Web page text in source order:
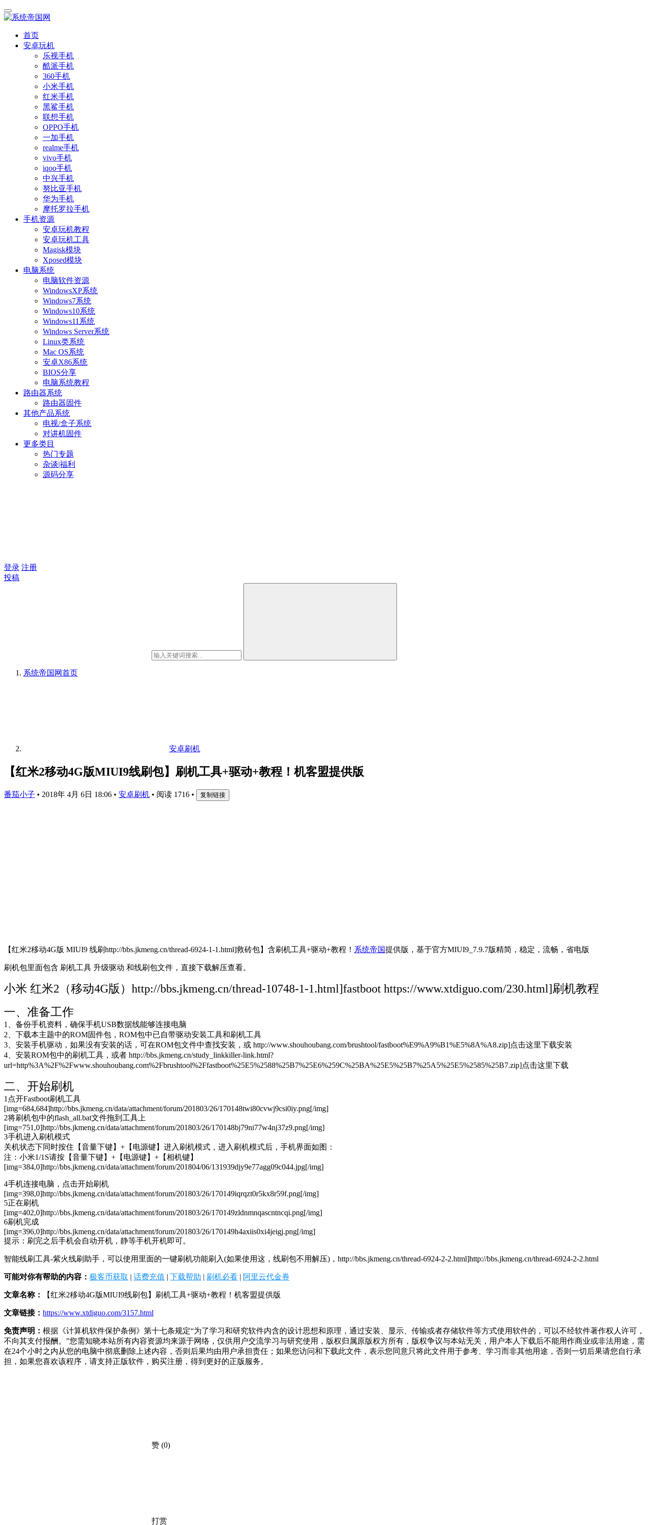
首页
安卓玩机
乐视手机
酷派手机
360手机
小米手机
红米手机
黑鲨手机
联想手机
OPPO手机
一加手机
realme手机
vivo手机
iqoo手机
中兴手机
努比亚手机
华为手机
摩托罗拉手机
手机资源
安卓玩机教程
安卓玩机工具
Magisk模块
Xposed模块
电脑系统
电脑软件资源
WindowsXP系统
Windows7系统
Windows10系统
Windows11系统
Windows Server系统
Linux类系统
Mac OS系统
安卓X86系统
BIOS分享
电脑系统教程
路由器系统
路由器固件
其他产品系统
电视/盒子系统
对讲机固件
更多类目
热门专题
杂谈|福利
源码分享
登录 注册
投稿
系统帝国网首页
安卓刷机
【红米2移动4G版MIUI9线刷包】刷机工具+驱动+教程！机客盟提供版
番茄小子 • 2018年 4月 6日 18:06 • 安卓刷机 • 阅读 1716 • 复制链接
【红米2移动4G版 MIUI9 线刷http://bbs.jkmeng.cn/thread-6924-1-1.html]救砖包】含刷机工具+驱动+教程！ 系统帝国提供版，基于官方MIUI9_7.9.7版精简，稳定，流畅，省电版
刷机包里面包含 刷机工具 升级驱动 和线刷包文件，直接下载解压查看。
小米 红米2（移动4G版）http://bbs.jkmeng.cn/thread-10748-1-1.html]fastboot https://www.xtdiguo.com/230.html]刷机教程
一、准备工作
1、备份手机资料，确保手机USB数据线能够连接电脑
2、下载本主题中的ROM固件包，ROM包中已自带驱动安装工具和刷机工具
3、安装手机驱动，如果没有安装的话，可在ROM包文件中查找安装，或 http://www.shouhoubang.com/brushtool/fastboot%E9%A9%B1%E5%8A%A8.zip]点击这里下载安装
4、安装ROM包中的刷机工具，或者 http://bbs.jkmeng.cn/study_linkkiller-link.html?
url=http%3A%2F%2Fwww.shouhoubang.com%2Fbrushtool%2Ffastboot%25E5%2588%25B7%25E6%259C%25BA%25E5%25B7%25A5%25E5%2585%25B7.zip]点击这里下载
二、开始刷机
1点开Fastboot刷机工具
[img=684,684]http://bbs.jkmeng.cn/data/attachment/forum/201803/26/170148twi80cvwj9csi0iy.png[/img]
2将刷机包中的flash_all.bat文件拖到工具上
[img=751,0]http://bbs.jkmeng.cn/data/attachment/forum/201803/26/170148bj79ni77w4nj37z9.png[/img]
3手机进入刷机模式
关机状态下同时按住【音量下键】+【电源键】进入刷机模式，进入刷机模式后，手机界面如图：
注：小米1/1S请按【音量下键】+【电源键】+【相机键】
[img=384,0]http://bbs.jkmeng.cn/data/attachment/forum/201804/06/131939djy9e77agg09c044.jpg[/img]
4手机连接电脑，点击开始刷机
[img=398,0]http://bbs.jkmeng.cn/data/attachment/forum/201803/26/170149iqrqzt0r5kx8r59f.png[/img]
5正在刷机
[img=402,0]http://bbs.jkmeng.cn/data/attachment/forum/201803/26/170149zldnmnqascntncqi.png[/img]
6刷机完成
[img=396,0]http://bbs.jkmeng.cn/data/attachment/forum/201803/26/170149h4axiis0xi4jeigj.png[/img]
提示：刷完之后手机会自动开机，静等手机开机即可。
智能线刷工具-紫火线刷助手，可以使用里面的一键刷机功能刷入(如果使用这，线刷包不用解压)，http://bbs.jkmeng.cn/thread-6924-2-2.html]http://bbs.jkmeng.cn/thread-6924-2-2.html
可能对你有帮助的内容： 极客币获取 | 话费充值 | 下载帮助 | 刷机必看 | 阿里云代金券
文章名称： 【红米2移动4G版MIUI9线刷包】刷机工具+驱动+教程！机客盟提供版
文章链接： https://www.xtdiguo.com/3157.html
免责声明： 根据《计算机软件保护条例》第十七条规定“为了学习和研究软件内含的设计思想和原理，通过安装、显示、传输或者存储软件等方式使用软件的，可以不经软件著作权人许可，
不向其支付报酬。”您需知晓本站所有内容资源均来源于网络，仅供用户交流学习与研究使用，版权归属原版权方所有，版权争议与本站无关，用户本人下载后不能用作商业或非法用途，需
在24个小时之内从您的电脑中彻底删除上述内容，否则后果均由用户承担责任；如果您访问和下载此文件，表示您同意只将此文件用于参考、学习而非其他用途，否则一切后果请您自行承
担，如果您喜欢该程序，请支持正版软件，购买注册，得到更好的正版服务。
赞 (0)
打赏